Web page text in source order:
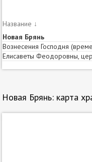
Название ↓
Новая Брянь
Вознесения Господня
Елисаветы Феодоровны,
Новая Брянь: карта